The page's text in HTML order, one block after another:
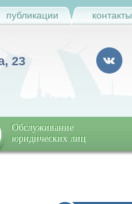
публикации контакты
23
Обслуживание
юридических лиц